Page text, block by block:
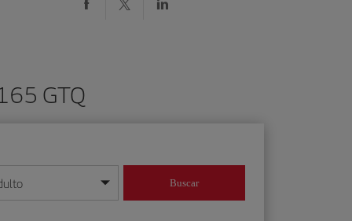
GTQ
mes/año
Buscar